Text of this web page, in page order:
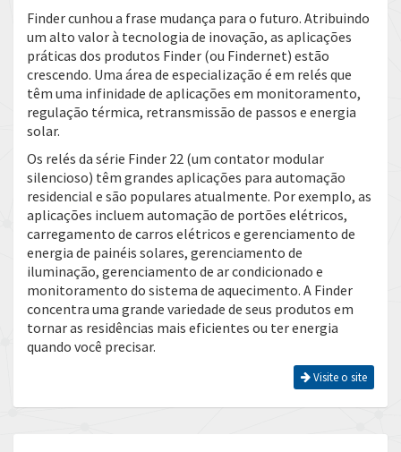
Finder cunhou a frase mudança para o futuro. Atribuindo
um alto valor à tecnologia de inovação, as aplicações
práticas dos produtos Finder (ou Findernet) estão
crescendo. Uma área de especialização é em relés que
têm uma infinidade de aplicações em monitoramento,
regulação térmica, retransmissão de passos e energia
solar.
Os relés da série Finder 22 (um contator modular
silencioso) têm grandes aplicações para automação
residencial e são populares atualmente. Por exemplo, as
aplicações incluem automação de portões elétricos,
carregamento de carros elétricos e gerenciamento de
energia de painéis solares, gerenciamento de
iluminação, gerenciamento de ar condicionado e
monitoramento do sistema de aquecimento. A Finder
concentra uma grande variedade de seus produtos em
tornar as residências mais eficientes ou ter energia
quando você precisar.
Visite o site